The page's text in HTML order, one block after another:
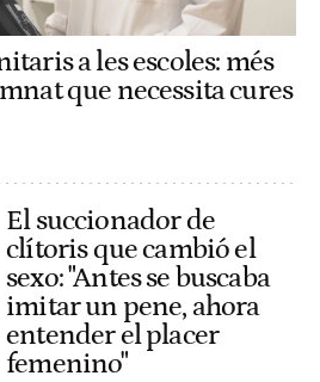
a les escoles: més
que necessita cures
El succionador de
clítoris que cambió el
sexo: "Antes se buscaba
imitar un pene, ahora
entender el placer
femenino"